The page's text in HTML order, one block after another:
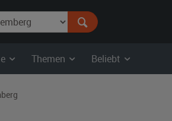
Themen Beliebt